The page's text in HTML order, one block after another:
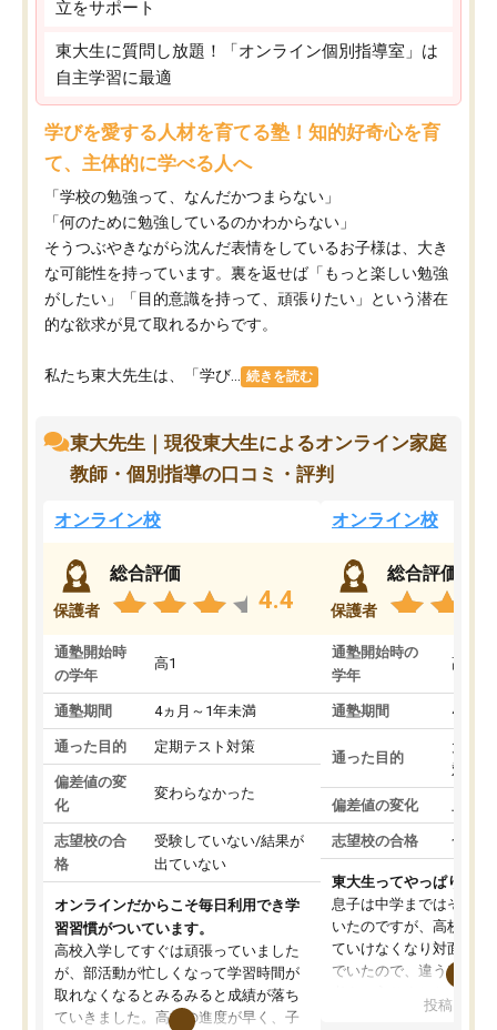
立をサポート
東大生に質問し放題！「オンライン個別指導室」は
自主学習に最適
学びを愛する人材を育てる塾！知的好奇心を育
て、主体的に学べる人へ
「学校の勉強って、なんだかつまらない」
「何のために勉強しているのかわからない」
そうつぶやきながら沈んだ表情をしているお子様は、大き
な可能性を持っています。裏を返せば「もっと楽しい勉強
がしたい」「目的意識を持って、頑張りたい」という潜在
的な欲求が見て取れるからです。
私たち東大先生は、「学び... 続きを読む
東大先生｜現役東大生によるオンライン家庭
教師・個別指導の口コミ・評判
オンライン校
保護者
総合評価
4.4
通塾開始時
の学年
高1
通塾期間 4ヵ月～1年未満
通った目的 定期テスト対策
偏差値の変
化
変わらなかった
志望校の合
格
受験していない/結果が
出ていない
オンラインだからこそ毎日利用でき学
習習慣がついています。
高校入学してすぐは頑張っていました
が、部活動が忙しくなって学習時間が
取れなくなるとみるみると成績が落ち
ていきました。高校の進度が早く、子
オンライン校
保護者
総合評価
通塾開始時の
学年
高3
通塾期間 4ヵ月
通った目的
大学
対策
偏差値の変化 上が
志望校の合格 合格
東大生ってやっぱりすご
息子は中学まではそこそ
いたのですが、高校に入
ていけなくなり対面の塾
でいたので、違うアプロ
で、当初は模試でD判定
投稿日：